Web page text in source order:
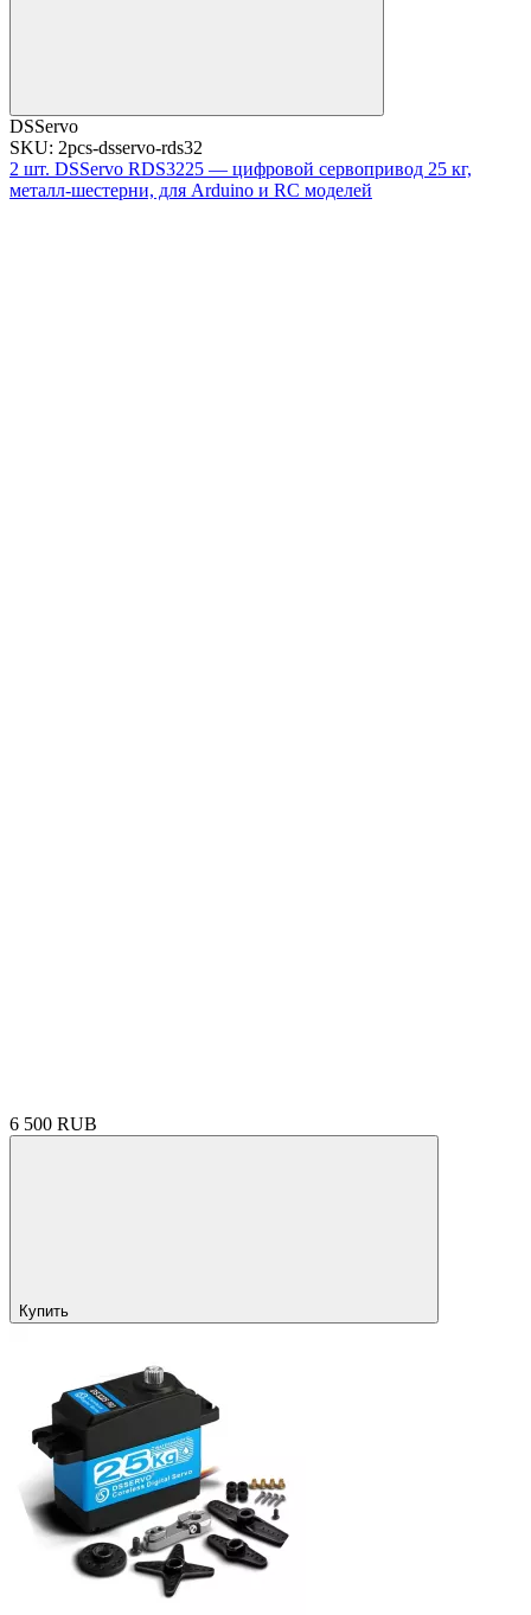
DSServo
SKU: 2pcs-dsservo-rds32
2 шт. DSServo RDS3225 — цифровой сервопривод 25 кг,
металл-шестерни, для Arduino и RC моделей
6 500 RUB
Купить